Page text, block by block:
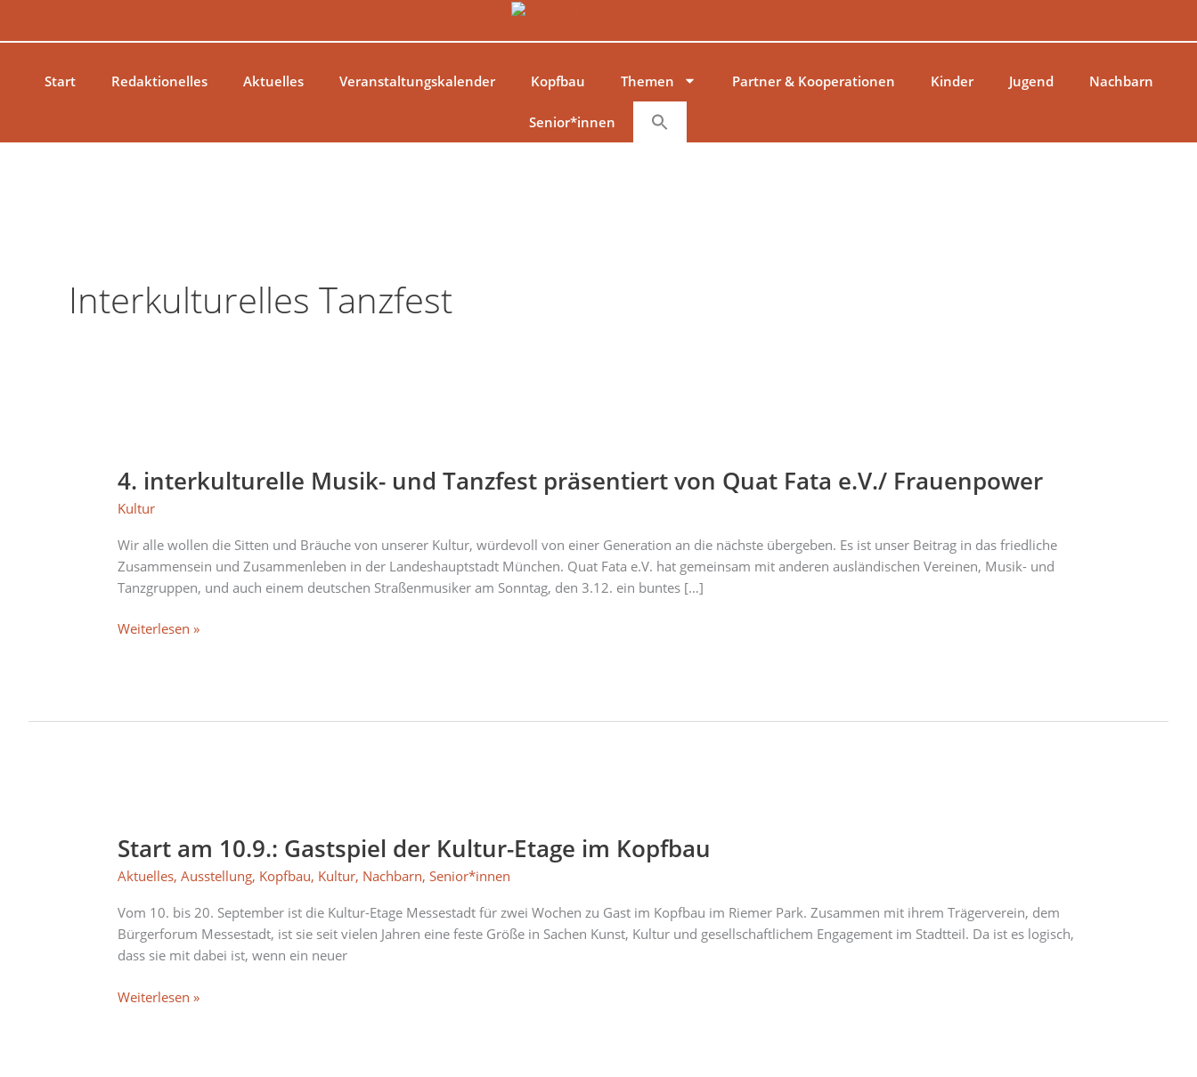
Start
Redaktionelles Aktuelles Veranstaltungskalender Kopfbau Themen Partner & Kooperationen Kinder Jugend Nachbarn
Senior*innen
Interkulturelles Tanzfest
4. interkulturelle Musik- und Tanzfest präsentiert von Quat Fata e.V./ Frauenpower
Kultur
Wir alle wollen die Sitten und Bräuche von unserer Kultur, würdevoll von einer Generation an die nächste übergeben. Es ist unser Beitrag in das friedliche
Zusammensein und Zusammenleben in der Landeshauptstadt München. Quat Fata e.V. hat gemeinsam mit anderen ausländischen Vereinen, Musik- und
Tanzgruppen, und auch einem deutschen Straßenmusiker am Sonntag, den 3.12. ein buntes […]
Musik-
und
präsentiert
von
Quat
e.V./
Weiterlesen »
Start am 10.9.: Gastspiel der Kultur-Etage im Kopfbau
Aktuelles,Ausstellung, Kopfbau, Kultur, Nachbarn,Senior*innen
Vom 10. bis 20. September ist die Kultur-Etage Messestadt für zwei Wochen zu Gast im Kopfbau im Riemer Park. Zusammen mit ihrem Trägerverein, dem
Bürgerforum Messestadt, ist sie seit vielen Jahren eine feste Größe in Sachen Kunst, Kultur und gesellschaftlichem Engagement im Stadtteil. Da ist es logisch,
dass sie mit dabei ist, wenn ein neuer
10.9.:
Gastspiel
Kultur-
Etage
im
Weiterlesen »